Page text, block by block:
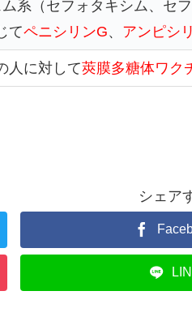
系（セフォタキシム、セフ
てペニシリンG、 アンピシ
人に対して莢膜多糖体ワク
シェア